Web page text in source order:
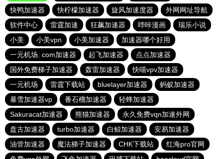
快鸭加速器
快柠檬加速器 旋风加速度器
外网网址导航
软件中心
雷霆加速 狂飙加速器 哔咔漫画
瑞乐小说
小美
小美vpn 小美加速器
加速器哪个好用
一元机场. com加速器
起飞加速器
点点加速器
国外免费梯子加速器
轰雷加速器
快喵vpv加速器
一元机场
雷霆下载站 bluelayer加速器
蚂蚁加速器
暴雪加速器vp
番石榴加速器
轻蜂加速器
Sakuracat加速器
熊猫加速器
永久免费vqn加速外网
盘古加速器
turbo加速器 白鲸加速器
安易加速器
油管加速器
魔法梯子加速器 CHK下载站
红海pro官网